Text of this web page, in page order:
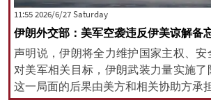
‫Saturday‬ 2026/6/27 11:55
伊朗外交部：美军空袭违反伊美谅解备
声明说，伊朗将全力维护国家主权、
对美军相关目标，伊朗武装力量实施
这一局面的后果由美方和相关协助方承担